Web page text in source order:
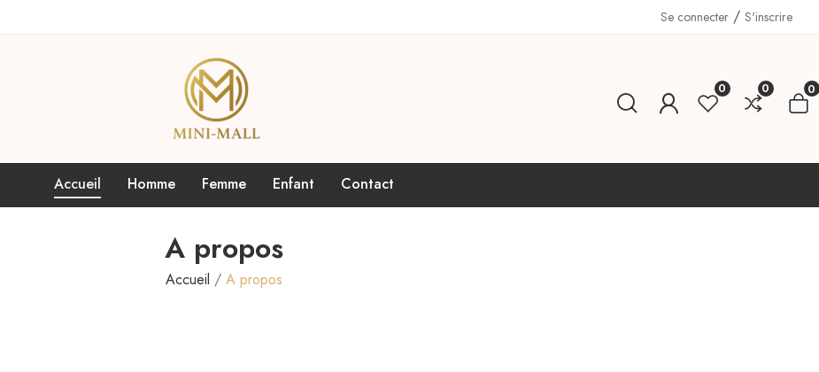
Se connecter/ S'inscrire
0 0 0
Accueil Homme Femme Enfant Contact
A propos
Accueil A propos